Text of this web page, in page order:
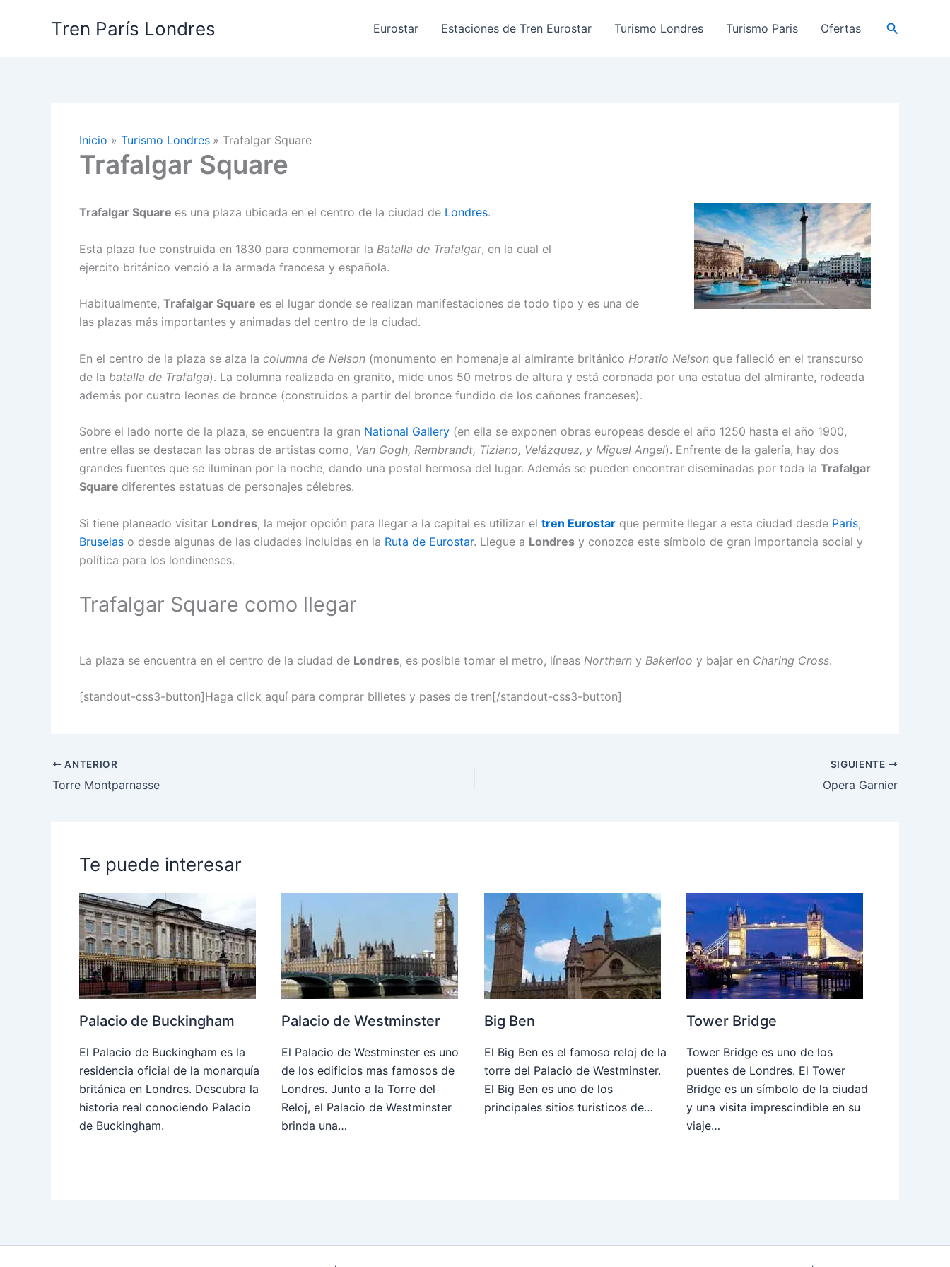
Tren París Londres Eurostar Estaciones de Tren Eurostar Turismo Londres Turismo Paris Ofertas Buscar
Inicio Turismo Londres Trafalgar Square
Trafalgar Square
Trafalgar Square es una plaza ubicada en el centro de la ciudad de Londres.
Esta plaza fue construida en 1830 para conmemorar la Batalla de Trafalgar, en la cual el
ejercito británico venció a la armada francesa y española.
Habitualmente, Trafalgar Square es el lugar donde se realizan manifestaciones de todo tipo y es una de
las plazas más importantes y animadas del centro de la ciudad.
En el centro de la plaza se alza la columna de Nelson (monumento en homenaje al almirante británico Horatio Nelson que falleció en el transcurso
de la batalla de Trafalga). La columna realizada en granito, mide unos 50 metros de altura y está coronada por una estatua del almirante, rodeada
además por cuatro leones de bronce (construidos a partir del bronce fundido de los cañones franceses).
Sobre el lado norte de la plaza, se encuentra la gran National Gallery (en ella se exponen obras europeas desde el año 1250 hasta el año 1900,
entre ellas se destacan las obras de artistas como, Van Gogh, Rembrandt, Tiziano, Velázquez, y Miguel Angel). Enfrente de la galería, hay dos
grandes fuentes que se iluminan por la noche, dando una postal hermosa del lugar. Además se pueden encontrar diseminadas por toda la Trafalgar
Square diferentes estatuas de personajes célebres.
Si tiene planeado visitar Londres, la mejor opción para llegar a la capital es utilizar el tren Eurostar que permite llegar a esta ciudad desde París,
Bruselas o desde algunas de las ciudades incluidas en la Ruta de Eurostar. Llegue a Londres y conozca este símbolo de gran importancia social y
política para los londinenses.
Trafalgar Square como llegar
La plaza se encuentra en el centro de la ciudad de Londres, es posible tomar el metro, líneas Northern y Bakerloo y bajar en Charing Cross.
[standout-css3-button]Haga click aquí para comprar billetes y pases de tren[/standout-css3-button]
ANTERIOR
Torre Montparnasse
SIGUIENTE
Opera Garnier
Te puede interesar
Palacio de Buckingham
El Palacio de Buckingham es la
residencia oficial de la monarquía
británica en Londres. Descubra la
historia real conociendo Palacio
de Buckingham.
Palacio de Westminster
El Palacio de Westminster es uno
de los edificios mas famosos de
Londres. Junto a la Torre del
Reloj, el Palacio de Westminster
brinda una…
Big Ben
El Big Ben es el famoso reloj de la
torre del Palacio de Westminster.
El Big Ben es uno de los
principales sitios turisticos de…
Tower Bridge
Tower Bridge es uno de los
puentes de Londres. El Tower
Bridge es un símbolo de la ciudad
y una visita imprescindible en su
viaje…